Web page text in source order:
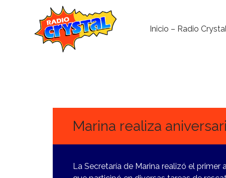
Inicio – Radio Crystal
Marina realiza
La Secretaría de Marina realizó el